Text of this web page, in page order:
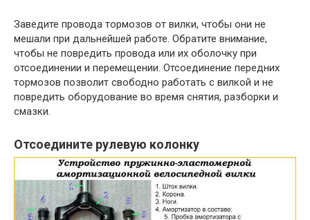
Заведите провода тормозов от вилки, чтобы они не
мешали при дальнейшей работе. Обратите внимание,
чтобы не повредить провода или их оболочку при
отсоединении и перемещении. Отсоединение передних
тормозов позволит свободно работать с вилкой и не
повредить оборудование во время снятия, разборки и
смазки.
Отсоедините рулевую колонку